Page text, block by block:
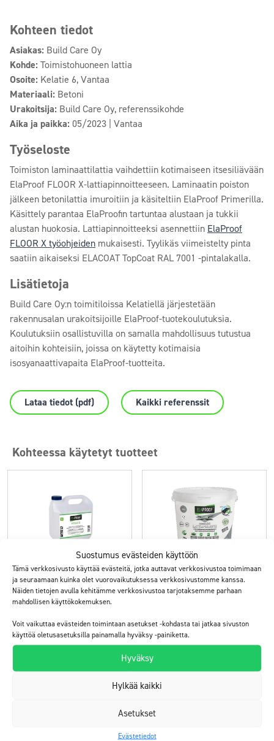
Suostumus evästeiden käyttöön
Tämä verkkosivusto käyttää evästeitä, jotka auttavat verkkosivustoa toimimaan
ja seuraamaan kuinka olet vuorovaikutuksessa verkkosivustomme kanssa.
Näiden tietojen avulla kehitämme verkkosivustoa tarjotaksemme parhaan
mahdollisen käyttökokemuksen.
Voit vaikuttaa evästeiden toimintaan asetukset -kohdasta tai jatkaa sivuston
käyttöä oletusasetuksilla painamalla hyväksy -painiketta.
Hyväksy
Hylkää kaikki
Asetukset
Evästetiedot
Kohteen tiedot
Asiakas: Build Care Oy
Kohde: Toimistohuoneen lattia
Osoite: Kelatie 6, Vantaa
Materiaali: Betoni
Urakoitsija: Build Care Oy, referenssikohde
Aika ja paikka: 05/2023 | Vantaa
Työseloste
Toimiston laminaattilattia vaihdettiin kotimaiseen itsesiliävään
ElaProof FLOOR X-lattiapinnoitteeseen. Laminaatin poiston
jälkeen betonilattia imuroitiin ja käsiteltiin ElaProof Primerilla.
Käsittely parantaa ElaProofin tartuntaa alustaan ja tukkii
alustan huokosia. Lattiapinnoitteeksi asennettiin ElaProof
FLOOR X työohjeiden mukaisesti. Tyylikäs viimeistelty pinta
saatiin aikaiseksi ELACOAT TopCoat RAL 7001 -pintalakalla.
Lisätietoja
Build Care Oy:n toimitiloissa Kelatiellä järjestetään
rakennusalan urakoitsijoille ElaProof-tuotekoulutuksia.
Koulutuksiin osallistuvilla on samalla mahdollisuus tutustua
aitoihin kohteisiin, joissa on käytetty kotimaisia
isosyanaattivapaita ElaProof-tuotteita.
Lataa tiedot (pdf) Kaikki referenssit
Kohteessa käytetyt tuotteet
ElaProof Primer
pohjustusaine sisä- ja
ulkokäyttöön
Tutustu
ElaProof FLOOR X
sisäkäyttöön
Tutustu